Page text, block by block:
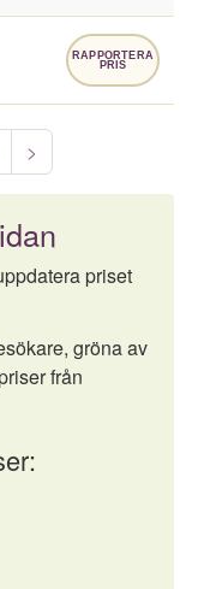
RAPPORTERA
PRIS
>
priset
gröna av
från